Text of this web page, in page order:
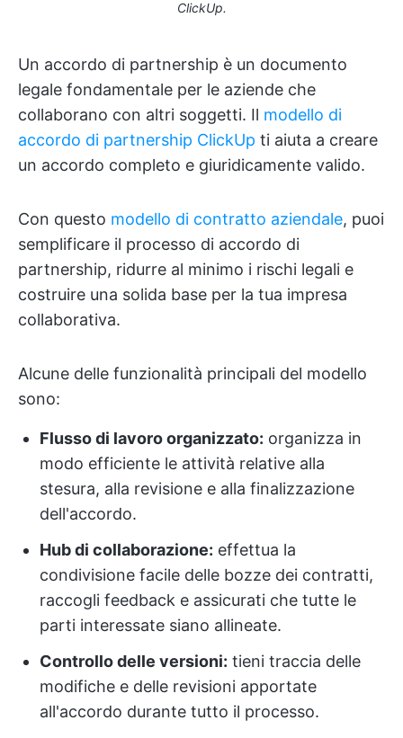
ClickUp.
Un accordo di partnership è un documento
legale fondamentale per le aziende che
collaborano con altri soggetti. Il modello di
accordo di partnership ClickUp ti aiuta a creare
un accordo completo e giuridicamente valido.
Con questo modello di contratto aziendale, puoi
semplificare il processo di accordo di
partnership, ridurre al minimo i rischi legali e
costruire una solida base per la tua impresa
collaborativa.
Alcune delle funzionalità principali del modello
sono:
Flusso di lavoro organizzato: organizza in
modo efficiente le attività relative alla
stesura, alla revisione e alla finalizzazione
dell'accordo.
Hub di collaborazione: effettua la
condivisione facile delle bozze dei contratti,
raccogli feedback e assicurati che tutte le
parti interessate siano allineate.
Controllo delle versioni: tieni traccia delle
modifiche e delle revisioni apportate
all'accordo durante tutto il processo.